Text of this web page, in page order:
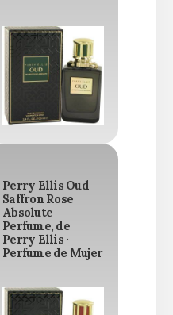
Perry Ellis Oud
Saffron Rose
Absolute
Perfume, de
Perry Ellis ·
Perfume de Mujer